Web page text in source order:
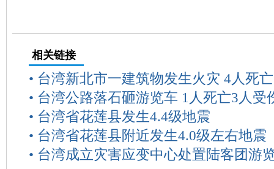
相关链接
• 台湾新北市一建筑物发生火灾 4人死亡
• 台湾公路落石砸游览车 1人死亡3人受
• 台湾省花莲县发生4.4级地震
• 台湾省花莲县附近发生4.0级左右地震
• 台湾成立灾害应变中心处置陆客团游